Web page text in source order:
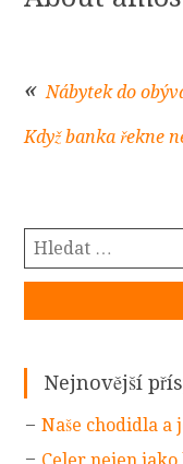
Navigace
Nábytek do
Když banka řekne
Sidebar
Vyhledávání
Nejnovější
Naše chodidla a